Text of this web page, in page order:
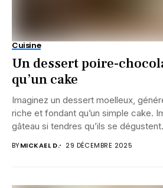
Cuisine
Un dessert poire-
qu’un cake
Imaginez un dessert moelleux,
riche et fondant qu’un simple cake.
gâteau si tendres qu’ils se
BYMICKAEL D. 29 DÉCEMBRE 2025